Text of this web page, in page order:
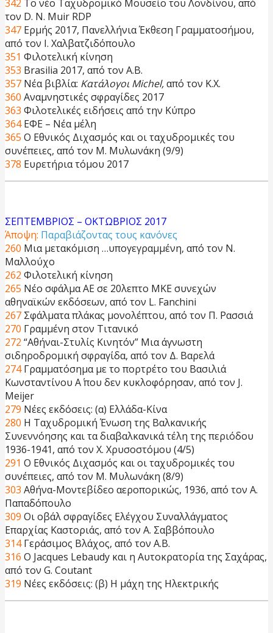
342 Το νέο Ταχυδρομικό Μουσείο του Λονδίνου, από
τον D. N. Muir RDP
347 Ερμής 2017, Πανελλήνια Έκθεση Γραμματοσήμου,
από τον Ι. Χαλβατζιδόπουλο
351 Φιλοτελική κίνηση
353 Brasilia 2017, από τον Α.Β.
357 Νέα βιβλία: Κατάλογοι Michel,από τον K.X.
360 Αναμνηστικές σφραγίδες 2017
363 Φιλοτελικές ειδήσεις από την Κύπρο
364ΕΦΕ – Νέα μέλη
365 Ο Εθνικός Διχασμός και οι ταχυδρομικές του
συνέπειες, από τον Μ. Μυλωνάκη (9/9)
378 Ευρετήρια τόμου 2017
ΣΕΠΤΕΜΒΡΙΟΣ – ΟΚΤΩΒΡΙΟΣ 2017
Άποψη: Παραβιάζοντας τους κανόνες
260 Μια μετακόμιση …υπογεγραμμένη, από τον Ν.
Μαλλούχο
262 Φιλοτελική κίνηση
265 Νέο σφάλμα ΑΕ σε 20λεπτο ΜΚΕ συνεχών
αθηναϊκών εκδόσεων, από τον L. Fanchini
267 Σφάλματα πλάκας μονολέπτου, από τον Π. Ρασσιά
270 Γραμμένη στον Τιτανικό
272 “Αθήναι-Στυλίς Κινητόν” Μια άγνωστη
σιδηροδρομική σφραγίδα, από τον Δ. Βαρελά
274Γραμματόσημα με το πορτρέτο του Βασιλιά
Κωνσταντίνου Α΄ που δεν κυκλοφόρησαν, από τον J.
Meijer
279 Νέες εκδόσεις: (α) Ελλάδα-Κίνα
280 H Ταχυδρομική Ένωση της Βαλκανικής
Συνεννόησης και τα διαβαλκανικά τέλη της περιόδου
1936-1941, από τον Χ. Χρυσοστόμου (4/5)
291 Ο Εθνικός Διχασμός και οι ταχυδρομικές του
συνέπειες, από τον Μ. Μυλωνάκη (8/9)
303 Αθήνα-Μοντεβίδεο αεροπορικώς, 1936, από τον Α.
Παπαδόπουλο
309 Οι οβάλ σφραγίδες Ελέγχου Συναλλάγματος
Επαρχίας Καστοριάς, από τον Α. Σαββόπουλο
314Γεράσιμος Βλάχος, από τον Α.Β.
316 Ο Jacques Lebaudy και η Αυτοκρατορία της Σαχάρας,
από τον G. Coutant
319 Νέες εκδόσεις: (β) Η μάχη της Ηλεκτρικής